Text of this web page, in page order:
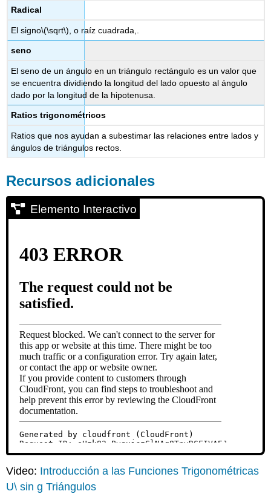
Radical
El signo\(\sqrt\) , o raíz cuadrada,.
seno
El seno de un ángulo en un triángulo rectángulo es un valor que
se encuentra dividiendo la longitud del lado opuesto al ángulo
dado por la longitud de la hipotenusa.
Ratios trigonométricos
Ratios que nos ayudan a subestimar las relaciones entre lados y
ángulos de triángulos rectos.
Recursos adicionales
Elemento Interactivo
Video: Introducción a las Funciones Trigonométricas
U\ sin g Triángulos